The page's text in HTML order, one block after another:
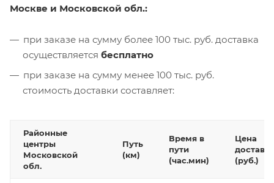
Москве и Московской обл.:
при заказе на сумму более 100 тыс. руб. доставка
осуществляется бесплатно
при заказе на сумму менее 100 тыс. руб.
стоимость доставки составляет:
Районные
центры
Московской
обл.
Путь
(км)
Время в
пути
(час.мин)
Цена
(руб.)